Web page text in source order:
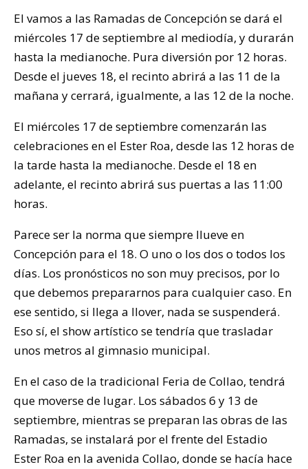
El vamos a las Ramadas de Concepción se dará el
miércoles 17 de septiembre al mediodía, y durarán
hasta la medianoche. Pura diversión por 12 horas.
Desde el jueves 18, el recinto abrirá a las 11 de la
mañana y cerrará, igualmente, a las 12 de la noche.
El miércoles 17 de septiembre comenzarán las
celebraciones en el Ester Roa, desde las 12 horas de
la tarde hasta la medianoche. Desde el 18 en
adelante, el recinto abrirá sus puertas a las 11:00
horas.
Parece ser la norma que siempre llueve en
Concepción para el 18. O uno o los dos o todos los
días. Los pronósticos no son muy precisos, por lo
que debemos prepararnos para cualquier caso. En
ese sentido, si llega a llover, nada se suspenderá.
Eso sí, el show artístico se tendría que trasladar
unos metros al gimnasio municipal.
En el caso de la tradicional Feria de Collao, tendrá
que moverse de lugar. Los sábados 6 y 13 de
septiembre, mientras se preparan las obras de las
Ramadas, se instalará por el frente del Estadio
Ester Roa en la avenida Collao, donde se hacía hace